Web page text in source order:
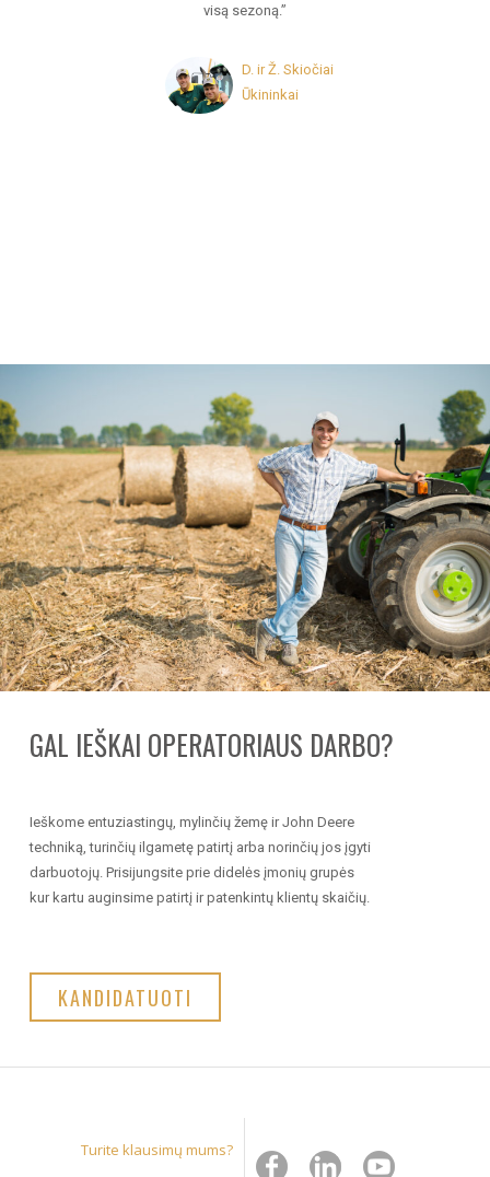
visą sezoną.”
D. ir Ž. Skiočiai
Ūkininkai
GAL IEŠKAI OPERATORIAUS DARBO?
Ieškome entuziastingų, mylinčių žemę ir John Deere
techniką, turinčių ilgametę patirtį arba norinčių jos įgyti
darbuotojų. Prisijungsite prie didelės įmonių grupės
kur kartu auginsime patirtį ir patenkintų klientų skaičių.
KANDIDATUOTI
Turite klausimų mums?